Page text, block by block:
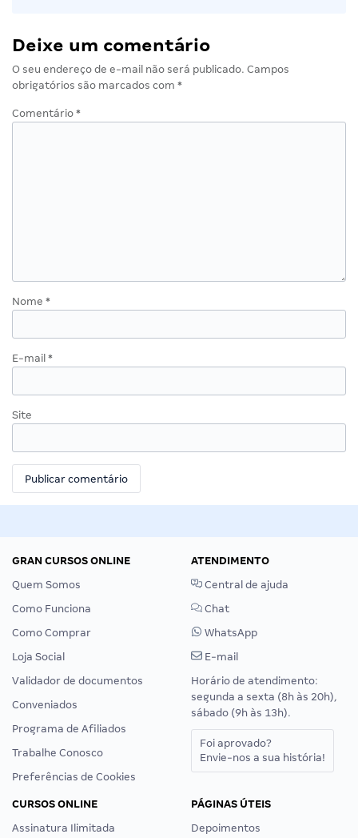
Deixe um comentário
O seu endereço de e-mail não será publicado. Campos
obrigatórios são marcados com *
Comentário *
Nome *
E-mail *
Site
GRAN CURSOS ONLINE
Quem Somos
Como Funciona
Como Comprar
Loja Social
Validador de documentos
Conveniados
Programa de Afiliados
Trabalhe Conosco
Preferências de Cookies
ATENDIMENTO
Central de ajuda
Chat
WhatsApp
E-mail
Horário de atendimento:
segunda a sexta (8h às 20h),
sábado (9h às 13h).
Foi aprovado?
Envie-nos a sua história!
CURSOS ONLINE
Assinatura Ilimitada
PÁGINAS ÚTEIS
Depoimentos